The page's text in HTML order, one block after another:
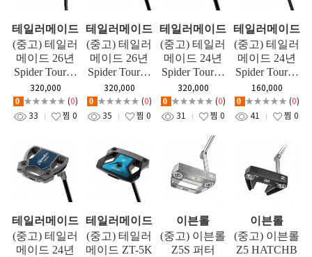
테일러메이드
(중고) 테일러
메이드 26년
Spider Tour X
더블밴드 퍼
터
320,000
0 ★★★★★ (0)
33
찜 0
테일러메이드
(중고) 테일러
메이드 26년
Spider Tour X
숏 슬랜트 퍼
터
320,000
0 ★★★★★ (0)
35
찜 0
테일러메이드
(중고) 테일러
메이드 24년
Spider Tour X
L-넥 퍼터
320,000
0 ★★★★★ (0)
31
찜 0
테일러메이드
(중고) 테일러
메이드 24년
Spider Tour X
숏 슬랜트 퍼
터
160,000
0 ★★★★★ (0)
41
찜 0
테일러메이드
(중고) 테일러
메이드 24년
테일러메이드
(중고) 테일러
메이드 ZT-5K
이븐롤
(중고) 이븐롤
Z5S 퍼터
이븐롤
(중고) 이븐롤
Z5 HATCHB